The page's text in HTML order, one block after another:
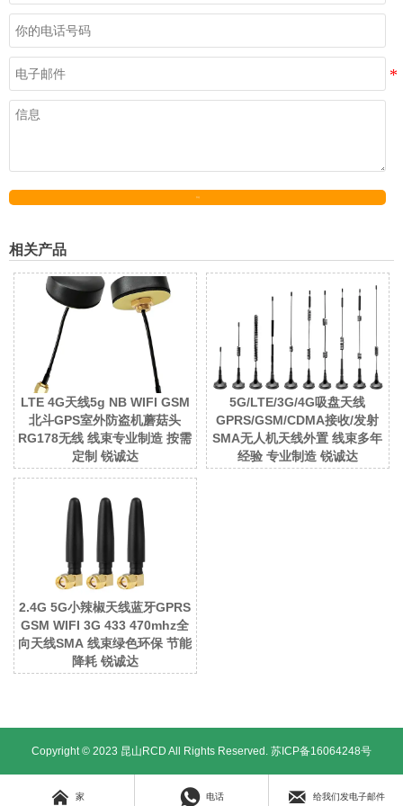
相关产品
LTE 4G天线5g NB WIFI GSM
北斗GPS室外防盗机蘑菇头
RG178无线 线束专业制造 按需
定制 锐诚达
5G/LTE/3G/4G吸盘天线
GPRS/GSM/CDMA接收/发射
SMA无人机天线外置 线束多年
经验 专业制造 锐诚达
2.4G 5G小辣椒天线蓝牙GPRS
GSM WIFI 3G 433 470mhz全
向天线SMA 线束绿色环保 节能
降耗 锐诚达
Copyright © 2023 昆山RCD All Rights Reserved. 苏ICP备16064248号
 家  电话  给我们发电子邮件